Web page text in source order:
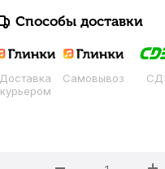
Способы доставки
Доставка
курьером
Самовывоз